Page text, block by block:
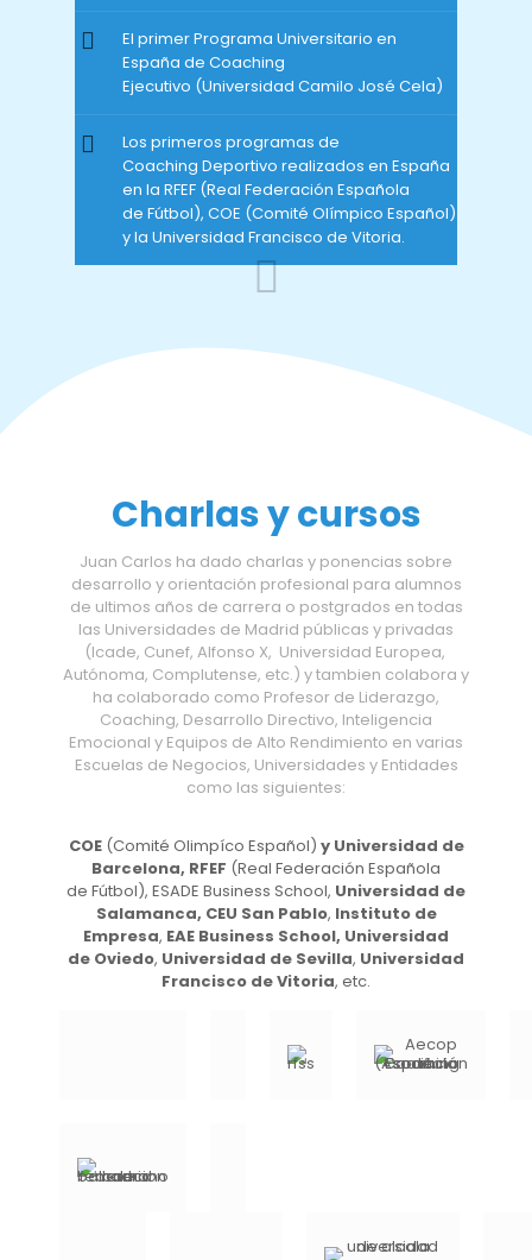
El primer Programa Universitario en
España de Coaching
Ejecutivo (Universidad Camilo José Cela)
Los primeros programas de
Coaching Deportivo realizados en España
en la RFEF (Real Federación Española
de Fútbol), COE (Comité Olímpico Español)
y la Universidad Francisco de Vitoria.
Charlas y cursos
Juan Carlos ha dado charlas y ponencias sobre
desarrollo y orientación profesional para alumnos
de ultimos años de carrera o postgrados en todas
las Universidades de Madrid públicas y privadas
(Icade, Cunef, Alfonso X, Universidad Europea,
Autónoma, Complutense, etc.) y tambien colabora y
ha colaborado como Profesor de Liderazgo,
Coaching, Desarrollo Directivo, Inteligencia
Emocional y Equipos de Alto Rendimiento en varias
Escuelas de Negocios, Universidades y Entidades
como las siguientes:
COE (Comité Olimpíco Español) y Universidad de
Barcelona, RFEF (Real Federación Española
de Fútbol), ESADE Business School, Universidad de
Salamanca, CEU San Pablo, Instituto de
Empresa, EAE Business School, Universidad
de Oviedo, Universidad de Sevilla, Universidad
Francisco de Vitoria, etc.